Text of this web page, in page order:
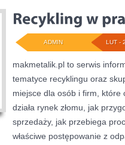
LUT -
ADMIN
makmetalik.pl to serwis
tematyce recyklingu oraz
miejsce dla osób i firm, które
działa rynek złomu, jak
sprzedaży, jak przebiega
właściwe postępowanie z